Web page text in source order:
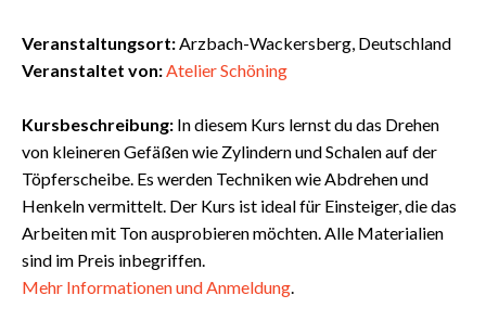
Veranstaltungsort:Arzbach-Wackersberg, Deutschland
Veranstaltet von:Atelier Schöning
Kursbeschreibung: In diesem Kurs lernst du das Drehen
von kleineren Gefäßen wie Zylindern und Schalen auf der
Töpferscheibe. Es werden Techniken wie Abdrehen und
Henkeln vermittelt. Der Kurs ist ideal für Einsteiger, die das
Arbeiten mit Ton ausprobieren möchten. Alle Materialien
sind im Preis inbegriffen.
Mehr InformationenundAnmeldung.